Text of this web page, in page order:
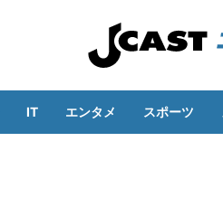
IT エンタメ スポーツ